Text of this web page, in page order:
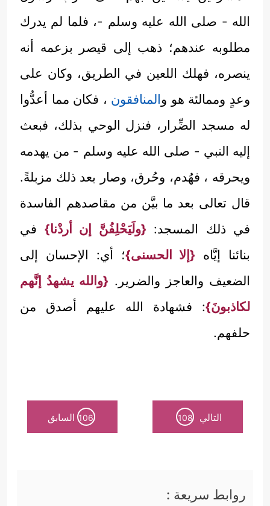
الله - صلى الله عليه وسلم -، فلما لم يدرك
مطلوبه عندهم؛ ذهب إلى قيصر بزعمه أنه
ينصره، فهلك اللعين في الطريق، وكان على
وعدٍ وممالئة هو والمنافقون ، فكان مما أعدُّوا
له مسجد الضِّرار، فنزل الوحي بذلك، فبعث
إليه النبي - صلى الله عليه وسلم - من يهدمه
ويحرقه ، فهُدم، وحُرق، وصار بعد ذلك مزبلةً.
قال تعالى بعد ما بيَّن من مقاصدهم الفاسدة
في ذلك المسجد: {ولَيَحْلِفُنَّ إن أردْنا} في
بنائنا إيَّاه {إلا الحسنى}؛ أي: الإحسان إلى
الضعيف والعاجز والضرير. {والله يشهدُ إنَّهم
لكاذبونَ}: فشهادة الله عليهم أصدق من
حلفهم.
التالي 108
106 السابق
روابط سريعة :